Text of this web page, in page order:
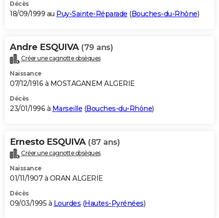
Décès
18/09/1999 au Puy-Sainte-Réparade (Bouches-du-Rhône)
Andre ESQUIVA (79 ans)
Créer une cagnotte obsèques
Naissance
07/12/1916 à MOSTAGANEM ALGERIE
Décès
23/01/1996 à Marseille (Bouches-du-Rhône)
Ernesto ESQUIVA (87 ans)
Créer une cagnotte obsèques
Naissance
01/11/1907 à ORAN ALGERIE
Décès
09/03/1995 à Lourdes (Hautes-Pyrénées)